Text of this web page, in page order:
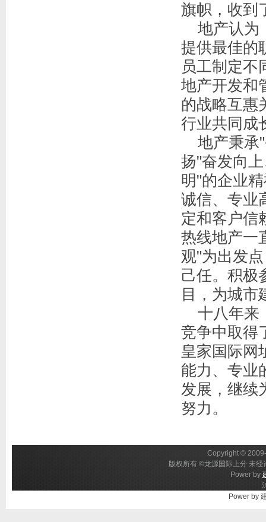
旗帜，收到
地产认为
提供最佳的
员工制定不
地产开发和
的战略互惠
行业共同成
地产秉承"
扬"奋发向
明"的企业
诚信、专业
定和客户信
热线地产一
观"为出发
己任。积极
目，为城市
十八年来
竞争中取得
皇家国际网
能力、专业
发展，继续
努力。
Copyright ©
版权所有 ©龙源国际上分 未
Power by
Power by